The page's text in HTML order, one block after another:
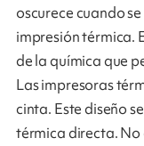
oscurece cuando
impresión térmica.
de la química que
Las impresoras
cinta. Este diseño
térmica directa.